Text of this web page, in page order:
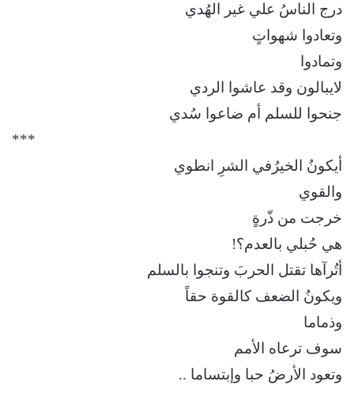
درج الناسُ علي غير الهُدي
وتعادوا شهواتٍ
وتمادوا
لايبالون وقد عاشوا الردي
جنحوا للسلم أم ضاعوا سُدي
***
أيكونُ الخيرُفي الشرِ انطوي
والقوي
خرجت من ذّرةٍ
هي حُبلي بالعدم؟!
أتُرآها تقتل الحربَ وتنجوا بالسلم
ويكونُ الضعف كالقوة حقاً
وذماما
سوف ترعاه الأمم
وتعود الأرضُ حبا وإبتساما ..